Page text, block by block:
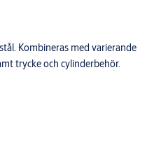
Kombineras med varierande
trycke och cylinderbehör.